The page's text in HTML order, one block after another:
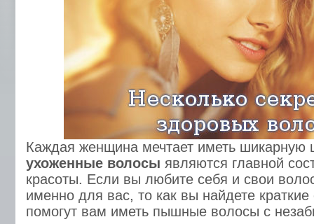
Каждая женщина мечтает иметь шикарную
ухоженные волосы являются главной
красоты. Если вы любите себя и свои
именно для вас, то как вы найдете
помогут вам иметь пышные волосы с